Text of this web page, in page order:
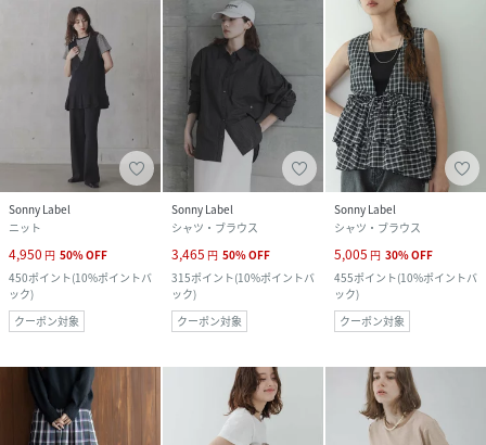
Sonny Label
ニット
4,950 円 50%OFF
450ポイント(10%ポイントバ
ック)
クーポン対象
Sonny Label
シャツ・ブラウス
3,465 円 50%OFF
315ポイント(10%ポイントバ
ック)
クーポン対象
Sonny Label
シャツ・ブラウス
5,005 円 30%OFF
455ポイント(10%ポイントバ
ック)
クーポン対象